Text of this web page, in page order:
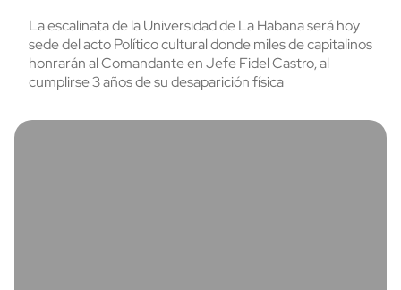
La escalinata de la Universidad de La Habana será hoy
sede del acto Político cultural donde miles de capitalinos
honrarán al Comandante en Jefe Fidel Castro, al
cumplirse 3 años de su desaparición física